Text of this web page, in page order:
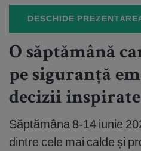
DESCHIDE
O săptămână
pe siguranță
decizii inspirate
Săptămâna 8-14 iunie
dintre cele mai calde și